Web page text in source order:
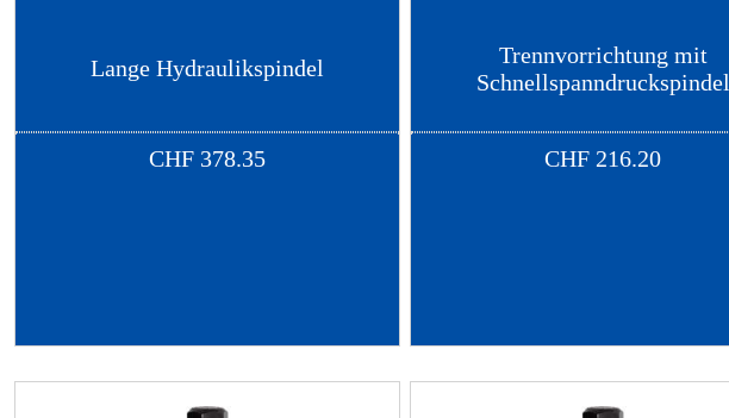
Lange Hydraulikspindel
CHF 378.35
Trennvorrichtung mit
Schnellspanndruckspindel
CHF 216.20